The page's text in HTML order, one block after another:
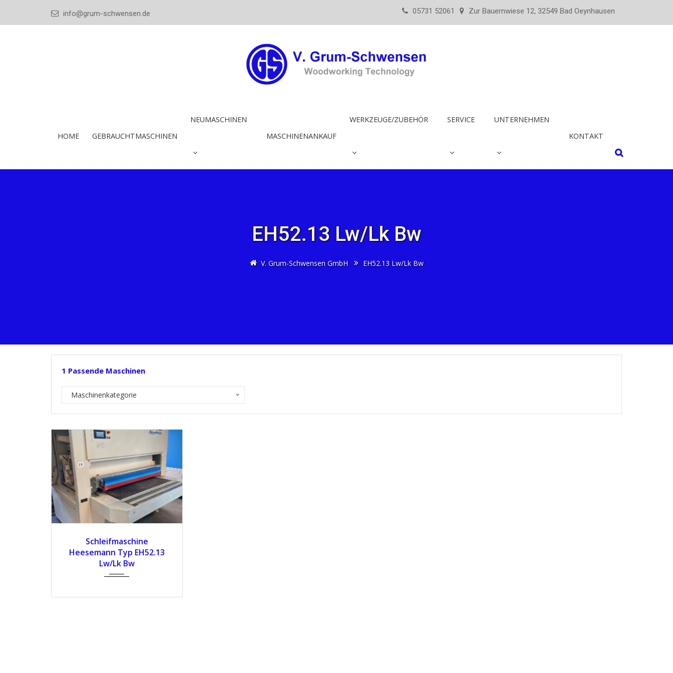
info@grum-schwensen.de 05731 52061 Zur Bauernwiese 12, 32549 Bad Oeynhausen
HOME GEBRAUCHTMASCHINEN
NEUMASCHINEN
MASCHINENANKAUF
WERKZEUGE/ZUBEHÖR SERVICE
UNTERNEHMEN
KONTAKT
EH52.13 Lw/Lk Bw
V. Grum-Schwensen GmbH EH52.13 Lw/Lk Bw
1 Passende Maschinen
Maschinenkategorie
Schleifmaschine
Heesemann Typ EH52.13
Lw/Lk Bw